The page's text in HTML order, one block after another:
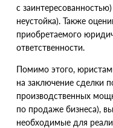
с
неустойка). Также
приобретаемого
ответственности.
Помимо этого,
на заключение сделки
производственных
по продаже бизнеса),
необходимые для